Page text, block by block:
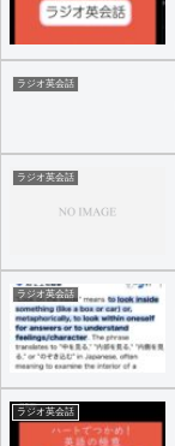
ラジオ英会話
ラジオ英会話
ラジオ英会話
ラジオ英会話